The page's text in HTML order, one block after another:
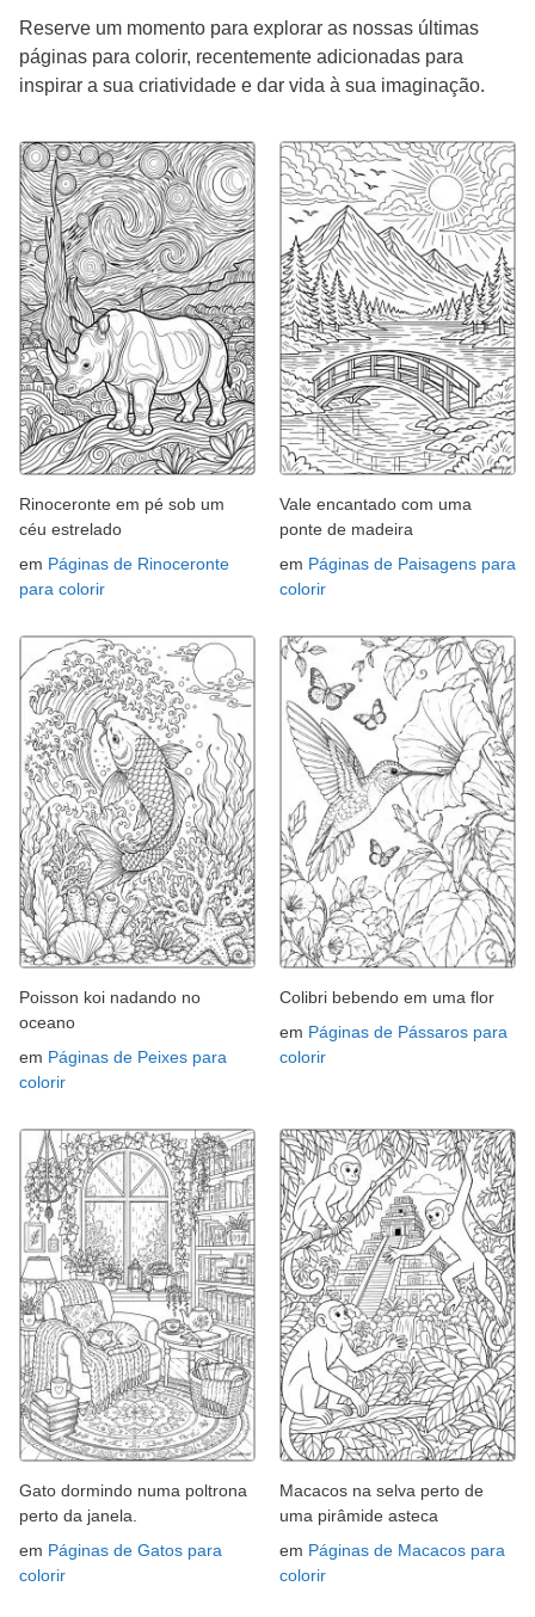
Reserve um momento para explorar as nossas últimas
páginas para colorir, recentemente adicionadas para
inspirar a sua criatividade e dar vida à sua imaginação.
Rinoceronte em pé sob um
céu estrelado
em Páginas de Rinoceronte
para colorir
Vale encantado com uma
ponte de madeira
em Páginas de Paisagens para
colorir
Poisson koi nadando no
oceano
em Páginas de Peixes para
colorir
Colibri bebendo em uma flor
em Páginas de Pássaros para
colorir
Gato dormindo numa poltrona
perto da janela.
em Páginas de Gatos para
colorir
Macacos na selva perto de
uma pirâmide asteca
em Páginas de Macacos para
colorir